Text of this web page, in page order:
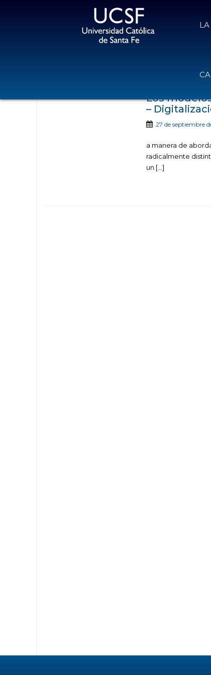
Los
–
27 de septiembre
a manera de
radicalmente
un […]